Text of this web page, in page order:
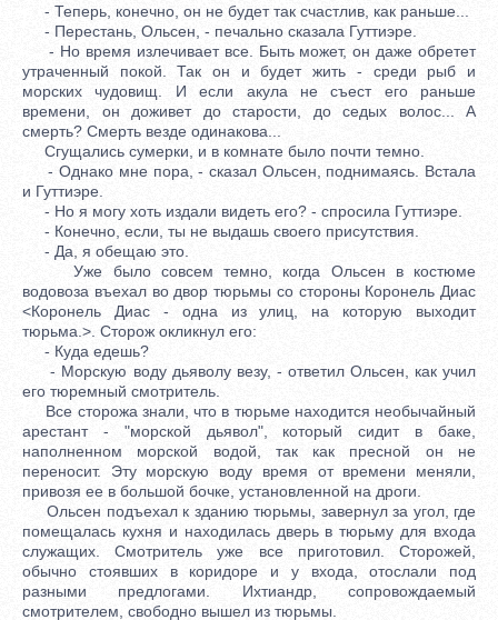
- Теперь, конечно, он не будет так счастлив, как раньше...
- Перестань, Ольсен, - печально сказала Гуттиэре.
- Но время излечивает все. Быть может, он даже обретет
утраченный покой. Так он и будет жить - среди рыб и
морских чудовищ. И если акула не съест его раньше
времени, он доживет до старости, до седых волос... А
смерть? Смерть везде одинакова...
Сгущались сумерки, и в комнате было почти темно.
- Однако мне пора, - сказал Ольсен, поднимаясь. Встала
и Гуттиэре.
- Но я могу хоть издали видеть его? - спросила Гуттиэре.
- Конечно, если, ты не выдашь своего присутствия.
- Да, я обещаю это.
Уже было совсем темно, когда Ольсен в костюме
водовоза въехал во двор тюрьмы со стороны Коронель Диас
<Коронель Диас - одна из улиц, на которую выходит
тюрьма.>. Сторож окликнул его:
- Куда едешь?
- Морскую воду дьяволу везу, - ответил Ольсен, как учил
его тюремный смотритель.
Все сторожа знали, что в тюрьме находится необычайный
арестант - "морской дьявол", который сидит в баке,
наполненном морской водой, так как пресной он не
переносит. Эту морскую воду время от времени меняли,
привозя ее в большой бочке, установленной на дроги.
Ольсен подъехал к зданию тюрьмы, завернул за угол, где
помещалась кухня и находилась дверь в тюрьму для входа
служащих. Смотритель уже все приготовил. Сторожей,
обычно стоявших в коридоре и у входа, отослали под
разными предлогами. Ихтиандр, сопровождаемый
смотрителем, свободно вышел из тюрьмы.